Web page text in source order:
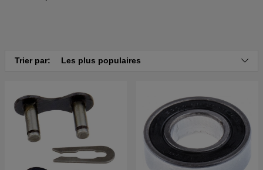
Trier par: Les plus populaires